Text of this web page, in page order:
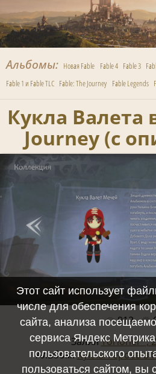
Альбомы Новая Fable Fable 4 Fable 3
Fable 1 и Fable TLC Fable: The Journey Fable Legends
Кукла Валета
Journey (с
Полный размер -
912
ЗалилTorionel™,
Альбом:Куклы Героев в
Этот сайт использует
числе для обеспечения
сайта, анализа
сервиса Яндекс
пользовательского
пользоваться сайтом, вы